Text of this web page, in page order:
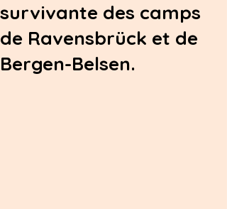
survivante des camps
de Ravensbrück et de
Bergen-Belsen.